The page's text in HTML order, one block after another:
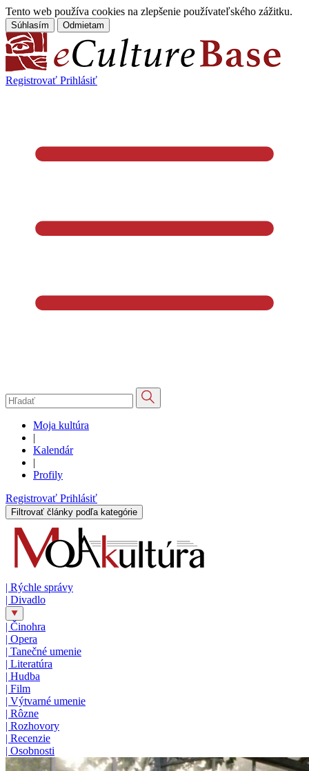
Tento web používa cookies na zlepšenie používateľského zážitku.
Súhlasím Odmietam
Registrovať Prihlásiť
Moja kultúra
|
Kalendár
|
Profily
Registrovať Prihlásiť
Filtrovať články podľa kategórie
| Rýchle správy
| Divadlo
| Činohra
| Opera
| Tanečné umenie
| Literatúra
| Hudba
| Film
| Výtvarné umenie
| Rôzne
| Rozhovory
| Recenzie
| Osobnosti